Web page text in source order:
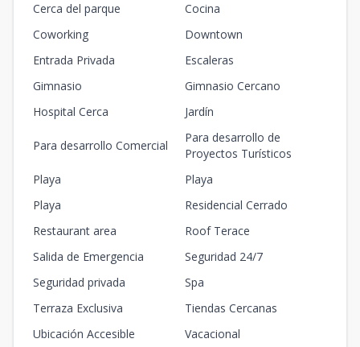
Cerca del parque
Cocina
Coworking
Downtown
Entrada Privada
Escaleras
Gimnasio
Gimnasio Cercano
Hospital Cerca
Jardín
Para desarrollo Comercial
Para desarrollo de
Proyectos Turísticos
Playa
Playa
Playa
Residencial Cerrado
Restaurant area
Roof Terace
Salida de Emergencia
Seguridad 24/7
Seguridad privada
Spa
Terraza Exclusiva
Tiendas Cercanas
Ubicación Accesible
Vacacional